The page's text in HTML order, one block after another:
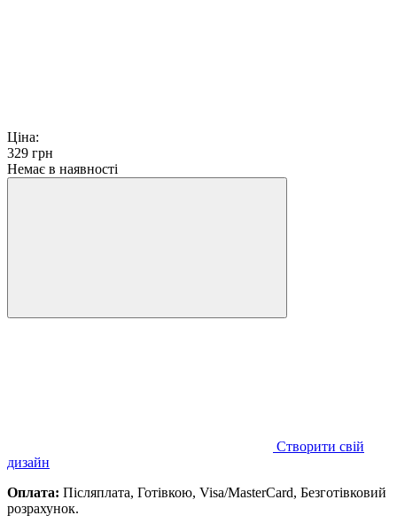
Ціна:
329 грн
Немає в наявності
Створити свій
дизайн
Оплата: Післяплата, Готівкою, Visa/MasterCard, Безготівковий
розрахунок.